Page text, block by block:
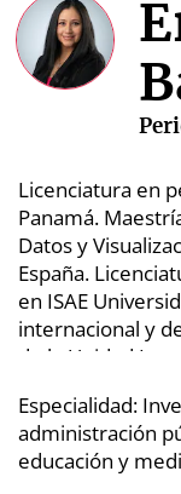
Mundo
Ponle
Licenciatura en
Panamá.
Datos y
España.
en ISAE
internacional y
de la Unidad
Especialidad:
administración
educación y